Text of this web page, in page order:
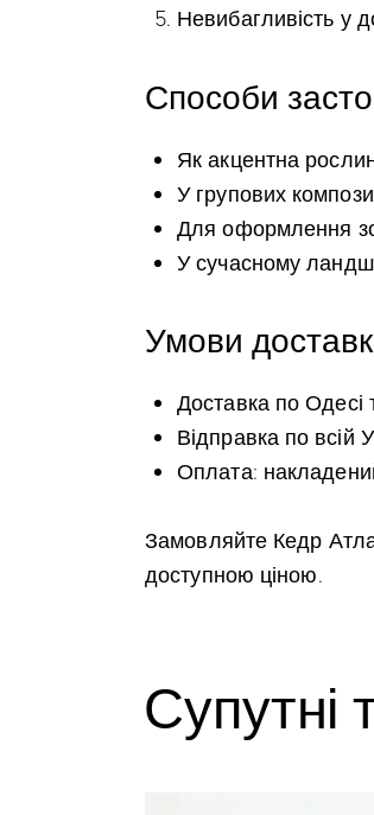
Невибагливість у
Способи
Як акцентна
У групових
Для оформлення
У сучасному
Умови
Доставка по Одесі
Відправка по всій
Оплата:
Замовляйте Кедр
доступною ціною.
Супутні